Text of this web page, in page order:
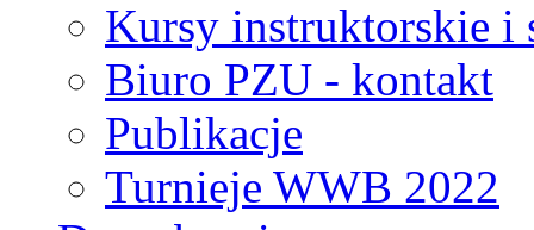
Kursy instruktorskie i
Biuro PZU - kontakt
Publikacje
Turnieje WWB 2022